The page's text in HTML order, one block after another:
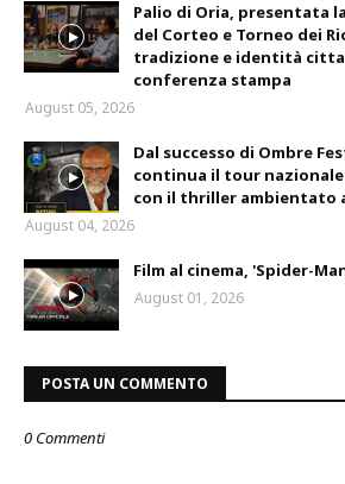
Palio di Oria, presentata
del Corteo e Torneo dei
tradizione e identità
conferenza stampa
August 05, 2026
Dal successo di Ombre
continua il tour nazionale
con il thriller ambientato
August 04, 2026
Film al cinema, 'Spider-
August 01, 2026
POSTA UN COMMENTO
0 Commenti